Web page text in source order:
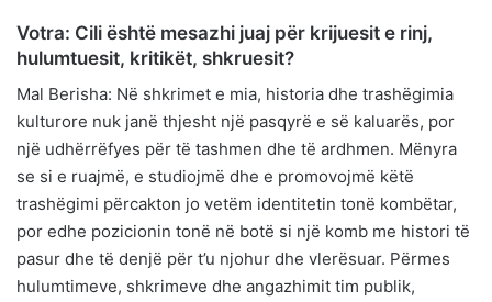
Votra: Cili është mesazhi juaj për krijuesit e rinj,
hulumtuesit, kritikët, shkruesit?
Mal Berisha: Në shkrimet e mia, historia dhe trashëgimia
kulturore nuk janë thjesht një pasqyrë e së kaluarës, por
një udhërrëfyes për të tashmen dhe të ardhmen. Mënyra
se si e ruajmë, e studiojmë dhe e promovojmë këtë
trashëgimi përcakton jo vetëm identitetin tonë kombëtar,
por edhe pozicionin tonë në botë si një komb me histori të
pasur dhe të denjë për t’u njohur dhe vlerësuar. Përmes
hulumtimeve, shkrimeve dhe angazhimit tim publik,